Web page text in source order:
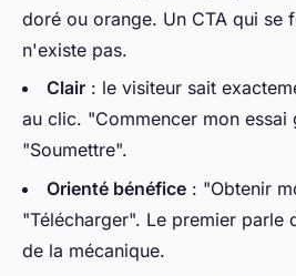
doré ou orange. Un CTA qui se
n'existe pas.
Clair : le visiteur sait
au clic. "Commencer mon essai
"Soumettre".
Orienté bénéfice : "Obtenir
"Télécharger". Le premier parle
de la mécanique.